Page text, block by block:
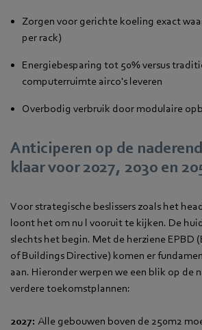
Zorgen voor gerichte koeling exact
per rack)
Energiebesparing tot 50% versus
computerruimte airco's leveren
Overbodig verbruik door modulaire
Anticiperen op de
klaar voor 2027, 2030 en
Voor strategische beslissers zoals het
loont het om nu l vooruit te kijken. De
slechts het begin. Met de herziene EPBD
of Buildings Directive) komen er
aan. Hieronder werpen we een blik op de
verdere toekomstplannen:
2027: Alle gebouwen boven de 250m2